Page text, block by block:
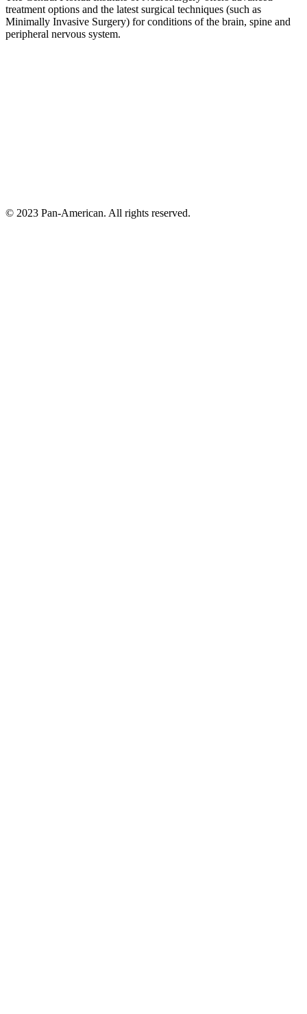
treatment options and the latest surgical techniques (such as
Minimally Invasive Surgery) for conditions of the brain, spine and
peripheral nervous system.
© 2023 Pan-American. All rights reserved.